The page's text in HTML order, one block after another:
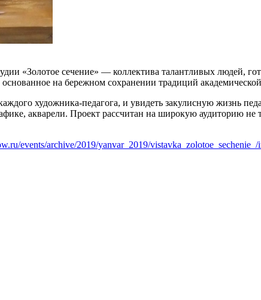
«Золотое сечение» — коллектива талантливых людей,
на бережном сохранении традиций
художника-педагога, и увидеть закулисную жизнь
акварели. Проект рассчитан на широкую аудиторию не
events/archive/2019/yanvar_2019/